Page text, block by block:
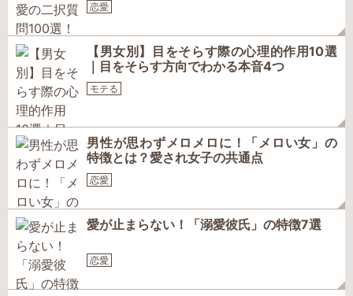
恋愛
【男女別】目をそらす際の心理的作用10選
｜目をそらす方向でわかる本音4つ
モテる
男性が思わずメロメロに！「メロい女」の
特徴とは？愛され女子の共通点
恋愛
愛が止まらない！「溺愛彼氏」の特徴7選
恋愛